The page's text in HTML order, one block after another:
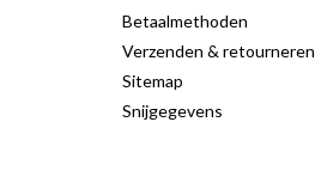
Betaalmethoden
Verzenden & retourneren
Sitemap
Snijgegevens